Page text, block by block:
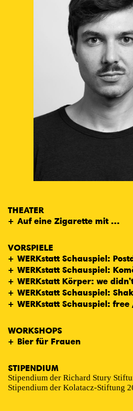
THEATER
Auf eine Zigarette mit …
VORSPIELE
WERKstatt Schauspiel:
WERKstatt Schauspiel:
WERKstatt Körper: we
WERKstatt Schauspiel:
WERKstatt Schauspiel: free
WORKSHOPS
Bier für Frauen
STIPENDIUM
Stipendium der Richard Stury
Stipendium der Kolatacz-Stiftung